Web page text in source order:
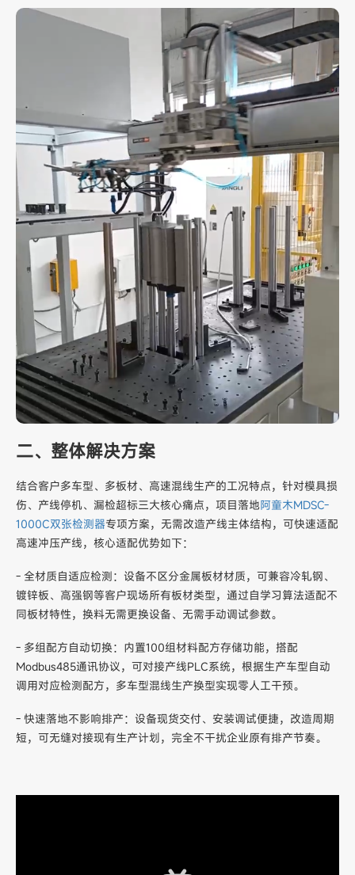
二、整体解决方案
结合客户多车型、多板材、高速混线生产的工况特点，针对模具损
伤、产线停机、漏检超标三大核心痛点，项目落地阿童木MDSC-
1000C双张检测器专项方案，无需改造产线主体结构，可快速适配
高速冲压产线，核心适配优势如下：
- 全材质自适应检测：设备不区分金属板材材质，可兼容冷轧钢、
镀锌板、高强钢等客户现场所有板材类型，通过自学习算法适配不
同板材特性，换料无需更换设备、无需手动调试参数。
- 多组配方自动切换：内置100组材料配方存储功能，搭配
Modbus485通讯协议，可对接产线PLC系统，根据生产车型自动
调用对应检测配方，多车型混线生产换型实现零人工干预。
- 快速落地不影响排产：设备现货交付、安装调试便捷，改造周期
短，可无缝对接现有生产计划，完全不干扰企业原有排产节奏。